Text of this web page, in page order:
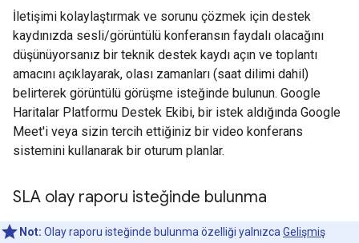
İletişimi kolaylaştırmak ve sorunu çözmek için destek
kaydınızda sesli/görüntülü konferansın faydalı olacağını
düşünüyorsanız bir teknik destek kaydı açın ve toplantı
amacını açıklayarak, olası zamanları (saat dilimi dahil)
belirterek görüntülü görüşme isteğinde bulunun. Google
Haritalar Platformu Destek Ekibi, bir istek aldığında Google
Meet'i veya sizin tercih ettiğiniz bir video konferans
sistemini kullanarak bir oturum planlar.
SLA olay raporu isteğinde bulunma
Not: Olay raporu isteğinde bulunma özelliği yalnızca Gelişmiş